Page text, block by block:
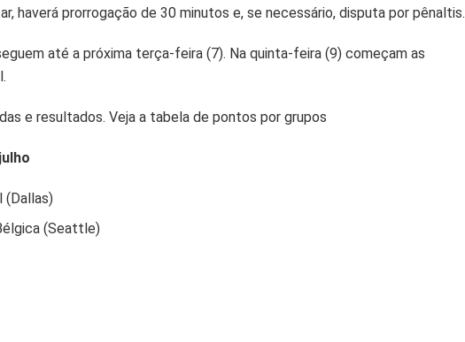
haverá prorrogação de 30 minutos e, se necessário, disputa por pênaltis.
até a próxima terça-feira (7). Na quinta-feira (9) começam as
e resultados. Veja a tabela de pontos por grupos
(Dallas)
(Seattle)